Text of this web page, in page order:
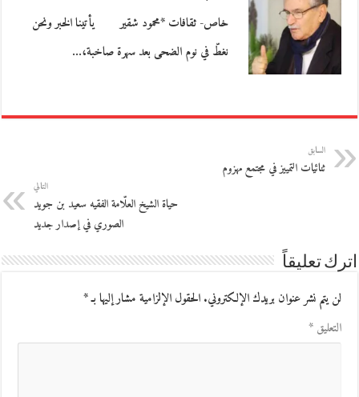
خاص- ثقافات *محمود شقير يأتينا الخبر ونحن
نغطّ في نوم الضحى بعد سهرة صاخبة،…
السابق
ثنائيات التمييز في مجتمع مهزوم
التالي
حياة الشيخ العلّامة الفقيه سعيد بن جويد
الصوري في إصدار جديد
اترك تعليقاً
لن يتم نشر عنوان بريدك الإلكتروني.الحقول الإلزامية مشار إليها بـ*
التعليق*